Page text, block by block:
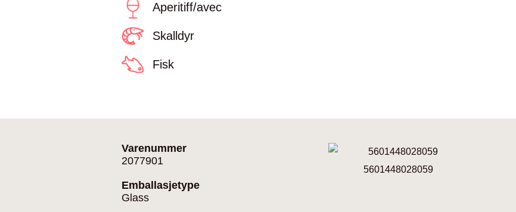
Aperitiff/avec
Skalldyr
Fisk
Varenummer
2077901
Emballasjetype
Glass
5601448028059